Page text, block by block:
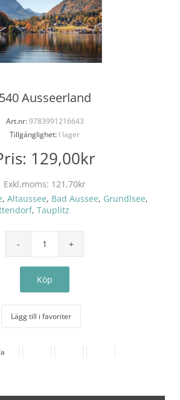
540 Ausseerland
Art.nr:9783991216643
Tillgänglighet: I lager
129,00kr
Exkl.moms: 121,70kr
,Altaussee, Bad Aussee, Grundlsee,
,Tauplitz
Lägg till i favoriter